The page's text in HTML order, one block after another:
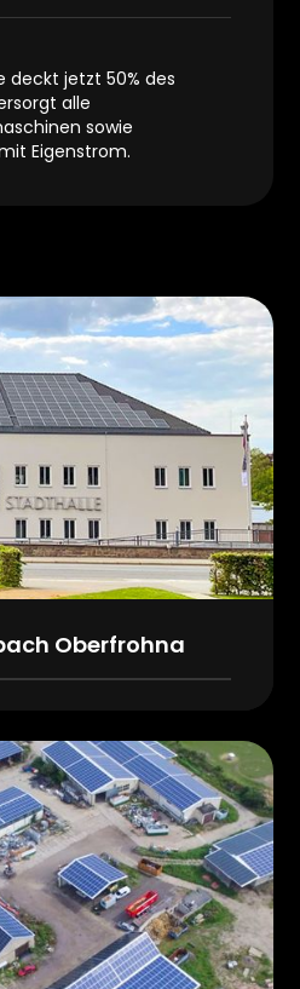
deckt jetzt 50% des
alle
sowie
Eigenstrom.
Oberfrohna